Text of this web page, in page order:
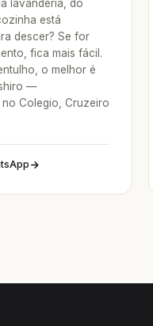
lavanderia, do
está
descer? Se for
fica mais fácil.
o melhor é
—
Colegio, Cruzeiro